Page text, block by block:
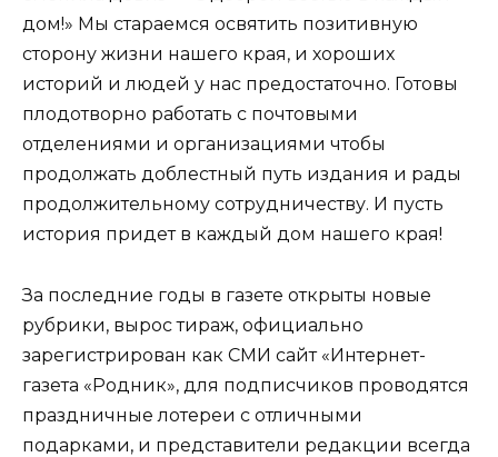
дом!» Мы стараемся освятить позитивную
сторону жизни нашего края, и хороших
историй и людей у нас предостаточно. Готовы
плодотворно работать с почтовыми
отделениями и организациями чтобы
продолжать доблестный путь издания и рады
продолжительному сотрудничеству. И пусть
история придет в каждый дом нашего края!
За последние годы в газете открыты новые
рубрики, вырос тираж, официально
зарегистрирован как СМИ сайт «Интернет-
газета «Родник», для подписчиков проводятся
праздничные лотереи с отличными
подарками, и представители редакции всегда